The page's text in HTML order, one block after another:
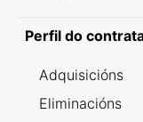
Perfil do
Adquisicións
Eliminacións